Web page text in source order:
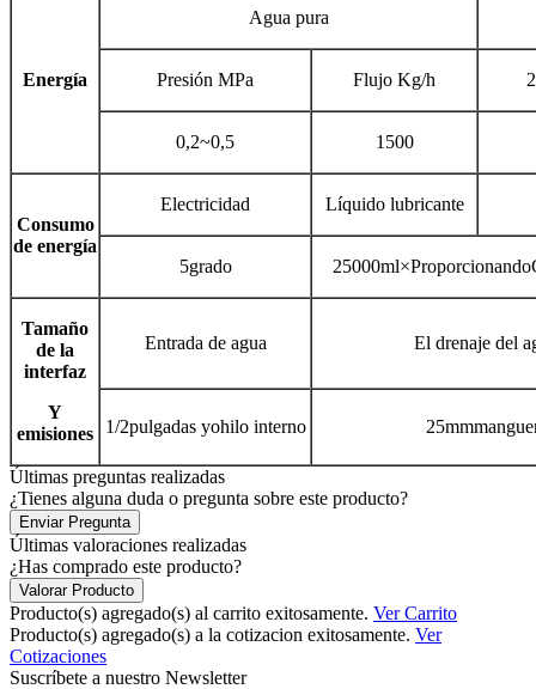
Energía
Agua pura
Presión MPa Flujo Kg/h
0,2~0,5 1500
Consumo
de energía
Electricidad Líquido lubricante
5grado
Tamaño
de la
interfaz
Y
emisiones
Entrada de agua El drenaje del
1/2pulgadas yohilo interno
Últimas preguntas realizadas
¿Tienes alguna duda o pregunta sobre este producto?
Enviar Pregunta
Últimas valoraciones realizadas
¿Has comprado este producto?
Valorar Producto
Producto(s) agregado(s) al carrito exitosamente. Ver Carrito
Producto(s) agregado(s) a la cotizacion exitosamente. Ver
Cotizaciones
Suscríbete a nuestro Newsletter